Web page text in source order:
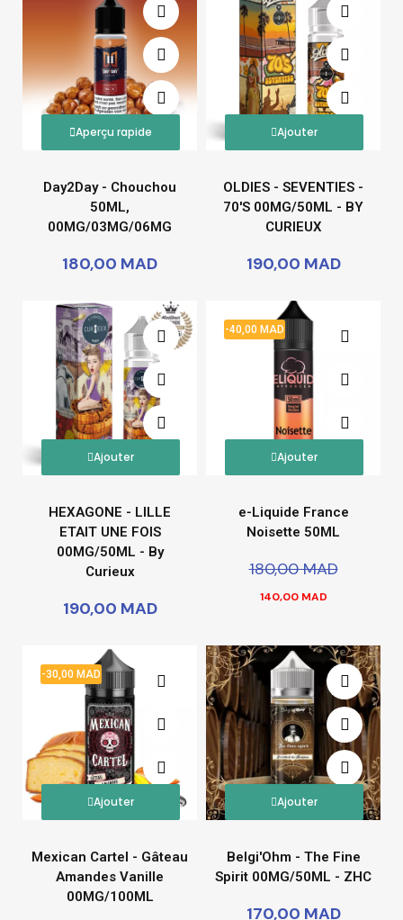
Aperçu rapide
Day2Day - Chouchou
50ML,
00MG/03MG/06MG
180,00 MAD
Ajouter
OLDIES - SEVENTIES -
70'S 00MG/50ML - BY
CURIEUX
190,00 MAD
Ajouter
HEXAGONE - LILLE
ETAIT UNE FOIS
00MG/50ML - By
Curieux
190,00 MAD
-40,00 MAD
Ajouter
e-Liquide France
Noisette 50ML
180,00 MAD
140,00 MAD
-30,00 MAD
Ajouter
Mexican Cartel - Gâteau
Amandes Vanille
00MG/100ML
Ajouter
Belgi'Ohm - The Fine
Spirit 00MG/50ML - ZHC
170,00 MAD